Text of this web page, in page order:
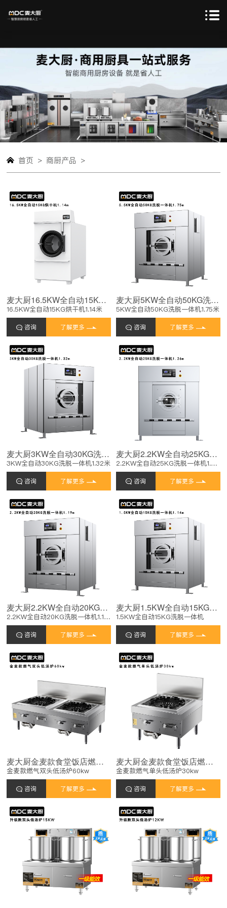
首页 > 商厨产品 >
麦大厨16.5KW全自动15KG烘干机1.14米
16.5KW全自动15KG烘干机1.14米
咨询 了解更多
麦大厨5KW全自动50KG洗脱一体机1.75米
5KW全自动50KG洗脱一体机1.75米
咨询 了解更多
麦大厨3KW全自动30KG洗脱一体机1.32米
3KW全自动30KG洗脱一体机1.32米
咨询 了解更多
麦大厨2.2KW全自动25KG洗脱一体机1.26米
2.2KW全自动25KG洗脱一体机1.26米
咨询 了解更多
麦大厨2.2KW全自动20KG洗脱一体机1.19米
2.2KW全自动20KG洗脱一体机1.19米
咨询 了解更多
麦大厨1.5KW全自动15KG洗脱一体机商用洗衣机1.13米
1.5KW全自动15KG洗脱一体机
咨询 了解更多
麦大厨金麦款食堂饭店燃气灶商用燃气双头低汤炉60kw
金麦款燃气双头低汤炉60kw
咨询 了解更多
麦大厨金麦款食堂饭店燃气灶商用燃气单头低汤炉30kw
金麦款燃气单头低汤炉30kw
咨询 了解更多